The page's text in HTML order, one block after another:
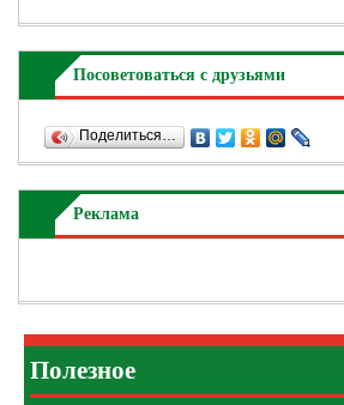
Посоветоваться с друзьями
Поделиться…
Реклама
Полезное